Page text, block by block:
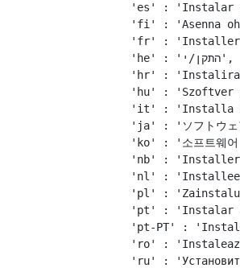
'es' : 'Instalar
'fi' : 'Asenna
'fr' :
    'he' : 'התקן/י',
'hr' :
'hu' : 'Szoftver
'it' : 'Installa
'ja' : 'ソフトウェ
'ko' : '소프트웨어
'nb' :
'nl' :
'pl' :
'pt' : 'Instalar
'pt-PT' :
'ro' :
'ru' :